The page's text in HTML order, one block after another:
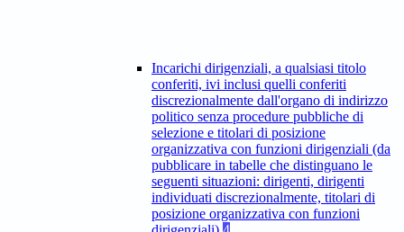
Incarichi dirigenziali, a qualsiasi titolo
conferiti, ivi inclusi quelli conferiti
discrezionalmente dall'organo di indirizzo
politico senza procedure pubbliche di
selezione e titolari di posizione
organizzativa con funzioni dirigenziali (da
pubblicare in tabelle che distinguano le
seguenti situazioni: dirigenti, dirigenti
individuati discrezionalmente, titolari di
posizione organizzativa con funzioni